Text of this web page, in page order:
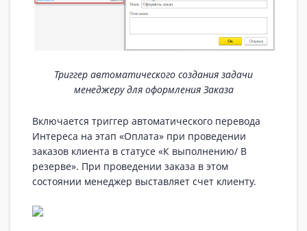
Триггер автоматического создания задачи
менеджеру для оформления Заказа
Включается триггер автоматического перевода
Интереса на этап «Оплата» при проведении
заказов клиента в статусе «К выполнению/ В
резерве». При проведении заказа в этом
состоянии менеджер выставляет счет клиенту.